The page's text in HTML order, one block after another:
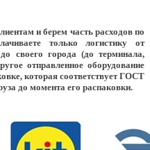
и берем часть расходов по
только логистику от
своего города (до терминала,
отправленное оборудование
которая соответствует ГОСТ
до момента его распаковки.